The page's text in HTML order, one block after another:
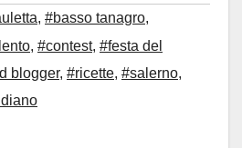
, #basso tanagro,
, #contest, #festa del
blogger, #ricette, #salerno,